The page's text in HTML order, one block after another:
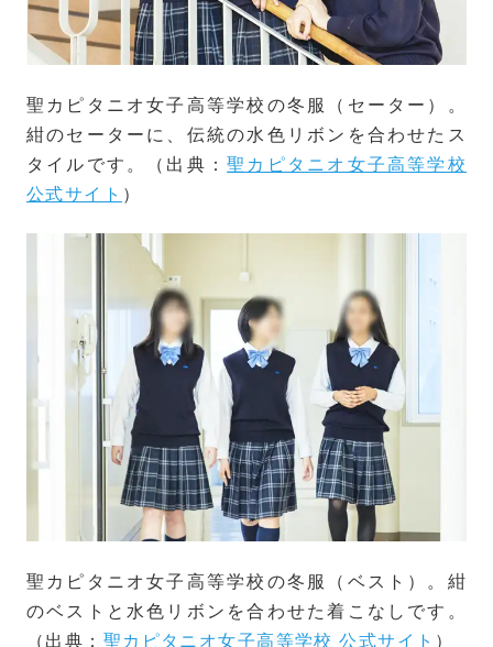
聖カピタニオ女子高等学校の冬服（セーター）。
紺のセーターに、伝統の水色リボンを合わせたス
タイルです。（出典：聖カピタニオ女子高等学校
公式サイト ）
聖カピタニオ女子高等学校の冬服（ベスト）。紺
のベストと水色リボンを合わせた着こなしです。
（出典： 聖カピタニオ女子高等学校 公式サイト ）